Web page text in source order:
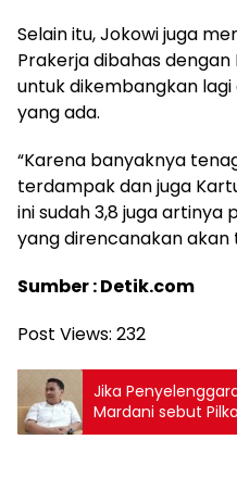
Selain itu, Jokowi juga
Prakerja dibahas
untuk dikembangkan
yang ada.
“Karena banyaknya
terdampak dan juga
ini sudah 3,8 juga artinya
yang direncanakan akan
Sumber : Detik.com
Post Views: 232
Jika
Mardani sebut
Ditunda